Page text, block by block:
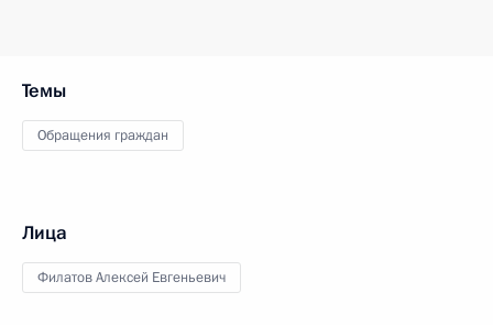
Темы
Обращения граждан
Лица
Филатов Алексей Евгеньевич